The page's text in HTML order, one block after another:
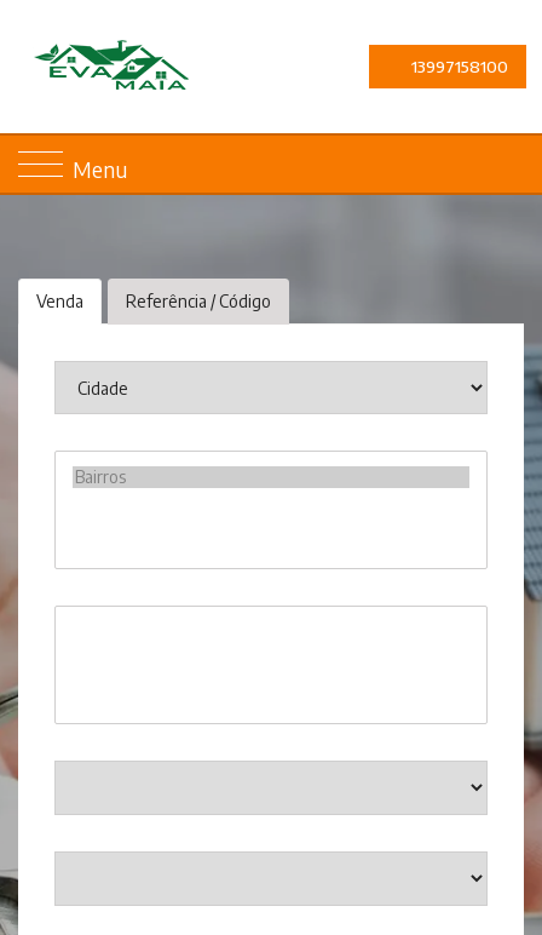
13997158100
Menu
Venda Referência / Código